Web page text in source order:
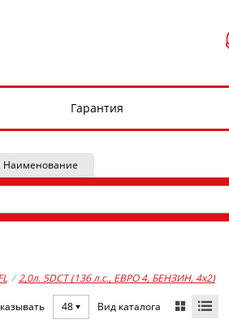
Гарантия
Наименование
/ 2,0л. 5DCT (136 л.с., ЕВРО 4, БЕНЗИН, 4x2)
48 Вид каталога